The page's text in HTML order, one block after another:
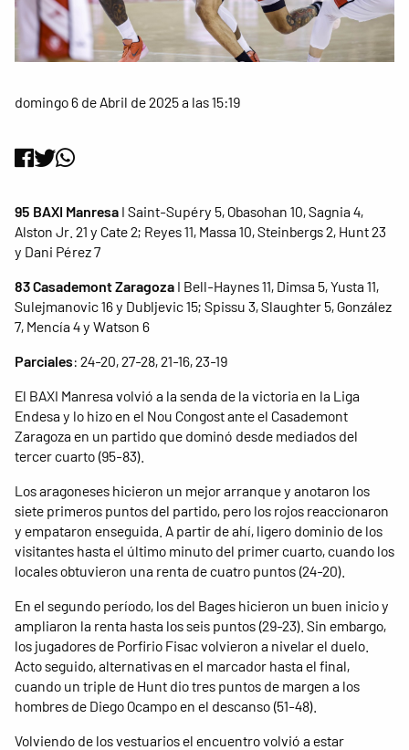
domingo 6 de Abril de 2025 a las 15:19
95 BAXI Manresa I Saint-Supéry 5, Obasohan 10, Sagnia 4,
Alston Jr. 21 y Cate 2; Reyes 11, Massa 10, Steinbergs 2, Hunt 23
y Dani Pérez 7
83 Casademont Zaragoza I Bell-Haynes 11, Dimsa 5, Yusta 11,
Sulejmanovic 16 y Dubljevic 15; Spissu 3, Slaughter 5, González
7, Mencía 4 y Watson 6
Parciales: 24-20, 27-28, 21-16, 23-19
El BAXI Manresa volvió a la senda de la victoria en la Liga
Endesa y lo hizo en el Nou Congost ante el Casademont
Zaragoza en un partido que dominó desde mediados del
tercer cuarto (95-83).
Los aragoneses hicieron un mejor arranque y anotaron los
siete primeros puntos del partido, pero los rojos reaccionaron
y empataron enseguida. A partir de ahí, ligero dominio de los
visitantes hasta el último minuto del primer cuarto, cuando los
locales obtuvieron una renta de cuatro puntos (24-20).
En el segundo período, los del Bages hicieron un buen inicio y
ampliaron la renta hasta los seis puntos (29-23). Sin embargo,
los jugadores de Porfirio Fisac ​​volvieron a nivelar el duelo.
Acto seguido, alternativas en el marcador hasta el final,
cuando un triple de Hunt dio tres puntos de margen a los
hombres de Diego Ocampo en el descanso (51-48).
Volviendo de los vestuarios el encuentro volvió a estar